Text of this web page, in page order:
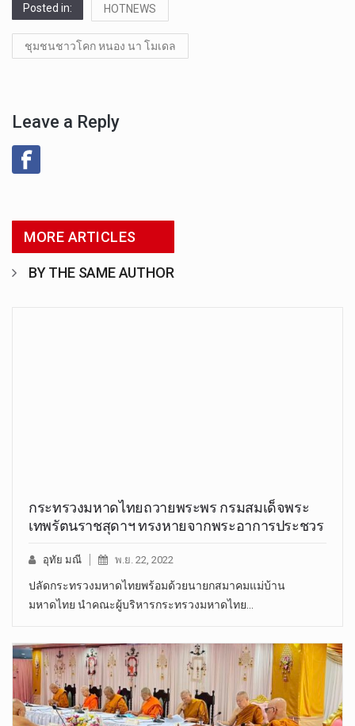
Posted in: HOTNEWS
ชุมชนชาวโคก หนอง นา โมเดล
Leave a Reply
MORE ARTICLES
BY THE SAME AUTHOR
กระทรวงมหาดไทยถวายพระพร กรมสมเด็จพระ
เทพรัตนราชสุดาฯ ทรงหายจากพระอาการประชวร
อุทัย มณี พ.ย. 22, 2022
ปลัดกระทรวงมหาดไทยพร้อมด้วยนายกสมาคมแม่บ้าน
มหาดไทย นำคณะผู้บริหารกระทรวงมหาดไทย…